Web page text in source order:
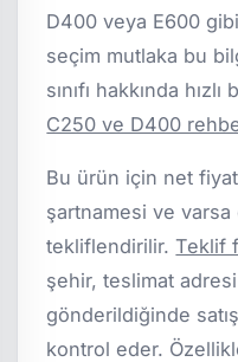
D400 veya E600
seçim mutlaka bu
sınıfı hakkında
C250 ve D400
Bu ürün için net
şartnamesi ve
tekliflendirilir.Teklif
şehir, teslimat
gönderildiğinde
kontrol eder.